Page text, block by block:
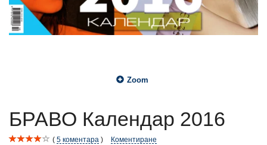
Zoom
БРАВО Календар 2016
5 коментара Коментиране